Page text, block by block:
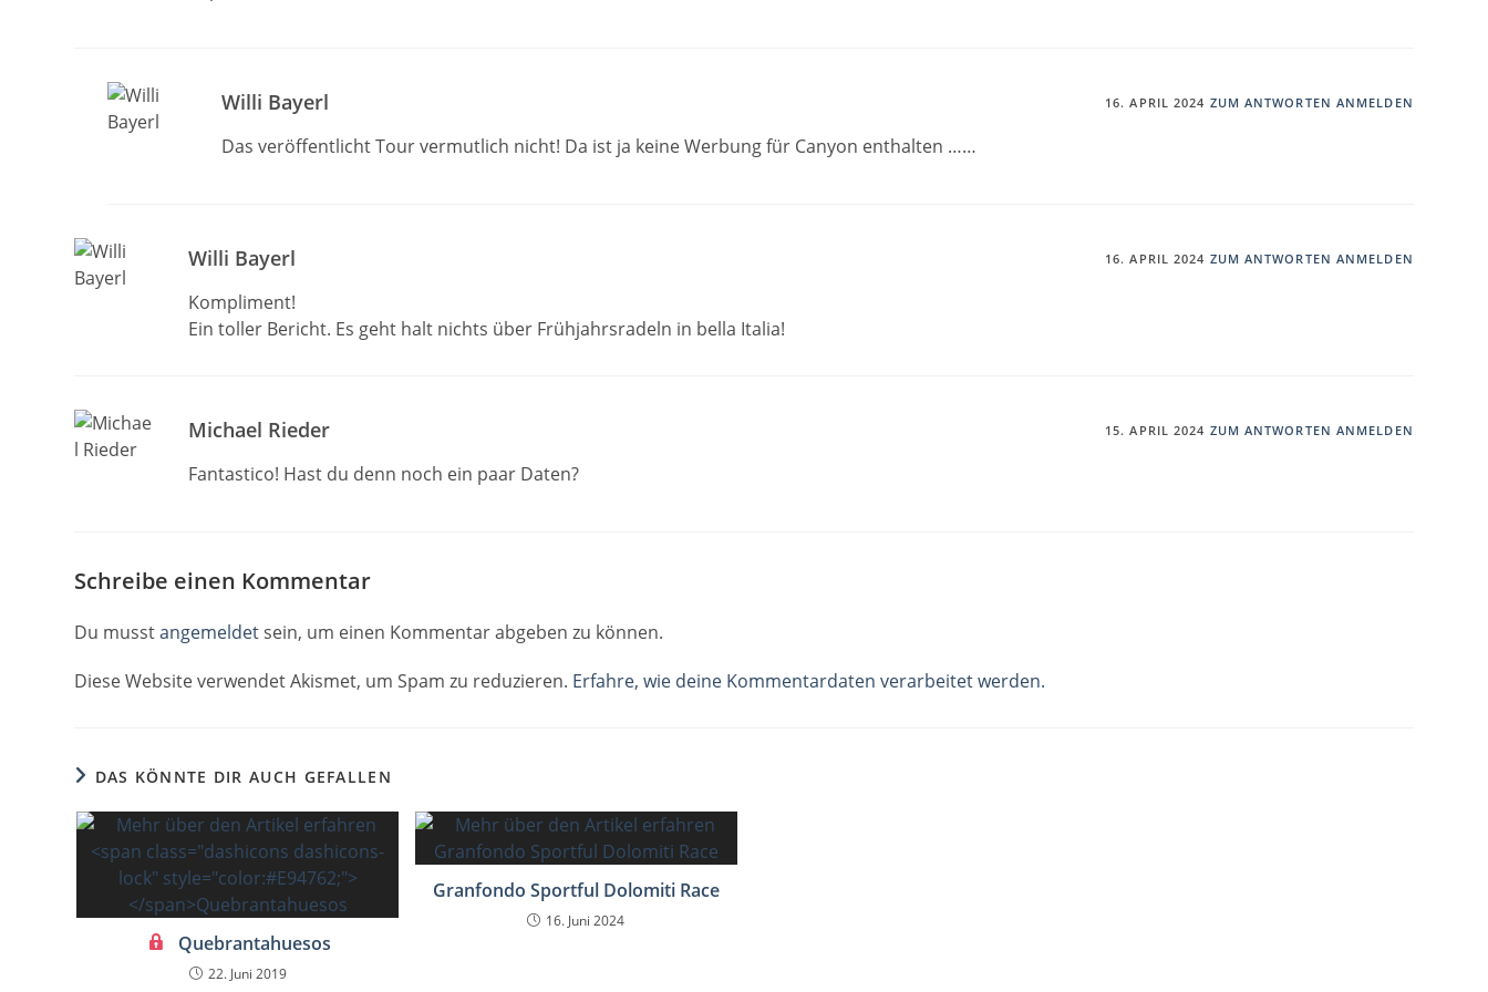
Willi Bayerl 16. APRIL 2024 ZUM ANTWORTEN ANMELDEN
Das veröffentlicht Tour vermutlich nicht! Da ist ja keine Werbung für Canyon enthalten ……
Willi Bayerl 16. APRIL 2024 ZUM ANTWORTEN ANMELDEN
Kompliment!
Ein toller Bericht. Es geht halt nichts über Frühjahrsradeln in bella Italia!
Michael Rieder 15. APRIL 2024 ZUM ANTWORTEN ANMELDEN
Fantastico! Hast du denn noch ein paar Daten?
Schreibe einen Kommentar
Du musstangemeldetsein, um einen Kommentar abgeben zu können.
Diese Website verwendet Akismet, um Spam zu reduzieren. Erfahre, wie deine Kommentardaten verarbeitet werden.
DAS KÖNNTE DIR AUCH GEFALLEN
Quebrantahuesos
22. Juni 2019
Granfondo Sportful Dolomiti Race
16. Juni 2024